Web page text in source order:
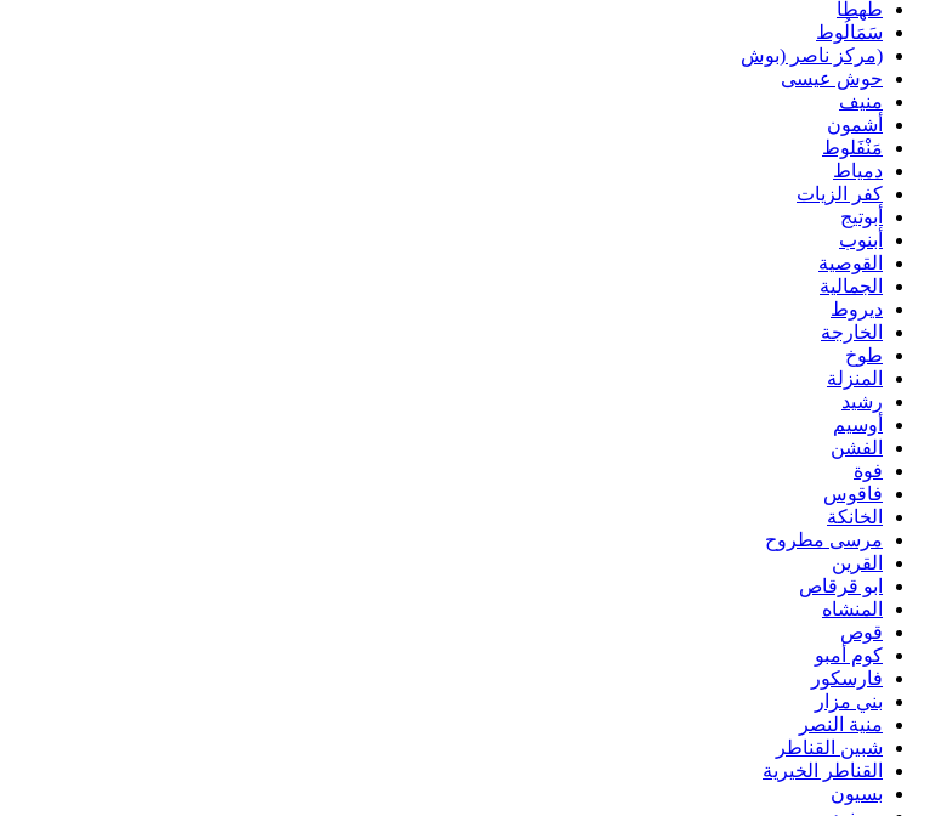
طهطا
سَمَالُوط
(مركز ناصر (بوش
حوش عيسى
منيف
أشمون
مَنْفَلوط
دمياط
كفر الزيات
أبوتيج
أبنوب
القوصية
الجمالية
ديروط
الخارجة
طوخ
المنزلة
رشيد
أوسيم
الفشن
فوة
فاقوس
الخانكة
مرسى مطروح
القرين
ابو قرقاص
المنشاه
قوص
كوم أمبو
فارسكور
بني مزار
منية النصر
شبين القناطر
القناطر الخيرية
بسيون